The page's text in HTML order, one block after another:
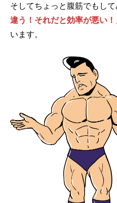
そしてちょっと腹筋でもし
違う！それだと効率が悪い！
います。